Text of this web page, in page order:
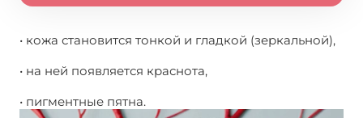
• кожа становится тонкой и гладкой (зеркальной),
• на ней появляется краснота,
• пигментные пятна.